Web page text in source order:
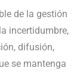
de la gestión
incertidumbre,
difusión,
se mantenga